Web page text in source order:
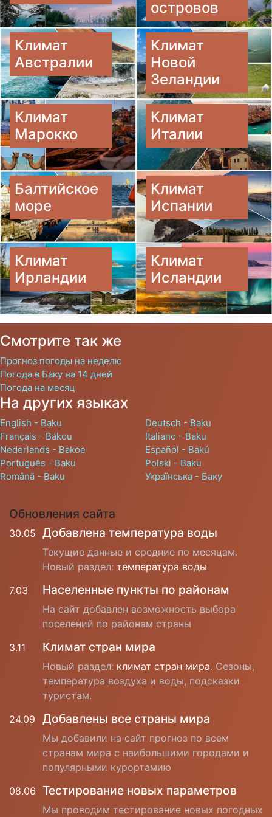
островов
Климат
Австралии
Климат
Новой
Зеландии
Климат
Марокко
Климат
Италии
Балтийское
море
Климат
Испании
Климат
Ирландии
Климат
Исландии
Смотрите так же
Прогноз погоды на неделю
Погода в Баку на 14 дней
Погода на месяц
На других языках
English - Baku
Deutsch - Baku
Français - Bakou
Italiano - Baku
Nederlands - Bakoe
Español - Bakú
Português - Baku
Polski - Baku
Română - Baku
Українська - Баку
Обновления сайта
30.05 Добавлена температура воды
Текущие данные и средние по месяцам.
Новый раздел: температура воды
7.03
Населенные пункты по районам
На сайт добавлен возможность выбора
поселений по районам страны
3.11
Климат стран мира
Новый раздел: климат стран мира. Сезоны,
температура воздуха и воды, подсказки
туристам.
24.09
Добавлены все страны мира
Мы добавили на сайт прогноз по всем
странам мира с наибольшими городами и
популярными курортамию
08.06 Тестирование новых параметров
Мы проводим тестирование новых погодных